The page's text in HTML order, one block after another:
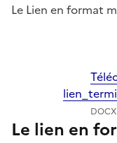
Le Lien en format
Le lien en